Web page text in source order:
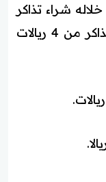
شراء تذاكر
رحلات قطار الرياض تبدأ أسعار التذاكر من 4 ريالات